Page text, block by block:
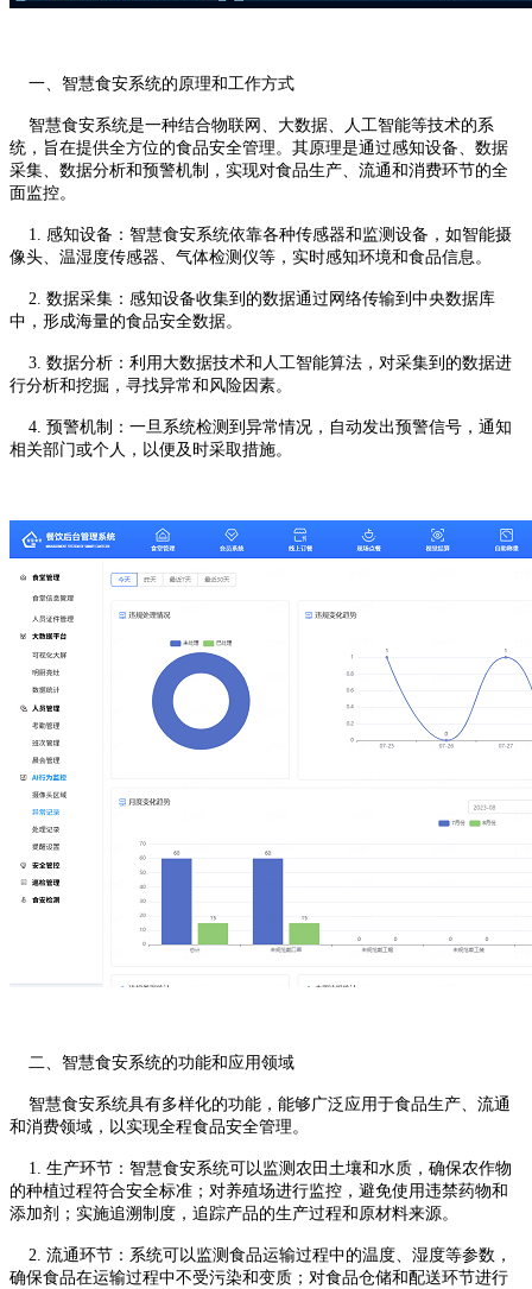
一、智慧食安系统的原理和工作方式
智慧食安系统是一种结合物联网、大数据、人工智能等技术的系
统，旨在提供全方位的食品安全管理。其原理是通过感知设备、数据
采集、数据分析和预警机制，实现对食品生产、流通和消费环节的全
面监控。
1. 感知设备：智慧食安系统依靠各种传感器和监测设备，如智能摄
像头、温湿度传感器、气体检测仪等，实时感知环境和食品信息。
2. 数据采集：感知设备收集到的数据通过网络传输到中央数据库
中，形成海量的食品安全数据。
3. 数据分析：利用大数据技术和人工智能算法，对采集到的数据进
行分析和挖掘，寻找异常和风险因素。
4. 预警机制：一旦系统检测到异常情况，自动发出预警信号，通知
相关部门或个人，以便及时采取措施。
二、智慧食安系统的功能和应用领域
智慧食安系统具有多样化的功能，能够广泛应用于食品生产、流通
和消费领域，以实现全程食品安全管理。
1. 生产环节：智慧食安系统可以监测农田土壤和水质，确保农作物
的种植过程符合安全标准；对养殖场进行监控，避免使用违禁药物和
添加剂；实施追溯制度，追踪产品的生产过程和原材料来源。
2. 流通环节：系统可以监测食品运输过程中的温度、湿度等参数，
确保食品在运输过程中不受污染和变质；对食品仓储和配送环节进行